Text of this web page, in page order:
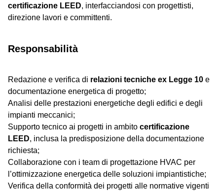
certificazione LEED, interfacciandosi con progettisti,
direzione lavori e committenti.
Responsabilità
Redazione e verifica di relazioni tecniche ex Legge 10 e
documentazione energetica di progetto;
Analisi delle prestazioni energetiche degli edifici e degli
impianti meccanici;
Supporto tecnico ai progetti in ambito certificazione
LEED, inclusa la predisposizione della documentazione
richiesta;
Collaborazione con i team di progettazione HVAC per
l’ottimizzazione energetica delle soluzioni impiantistiche;
Verifica della conformità dei progetti alle normative vigenti